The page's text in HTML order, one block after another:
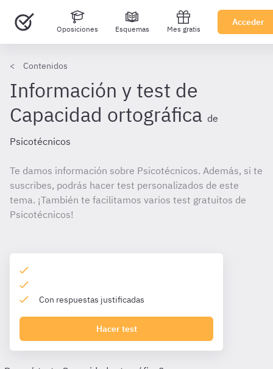
Oposiciones Esquemas Mes gratis
Acceder
Contenidos
Información y test de
Capacidad ortográfica de
Psicotécnicos
Te damos información sobre Psicotécnicos. Además, si te
suscribes, podrás hacer test personalizados de este
tema. ¡También te facilitamos varios test gratuitos de
Psicotécnicos!
Con respuestas justificadas
Hacer test